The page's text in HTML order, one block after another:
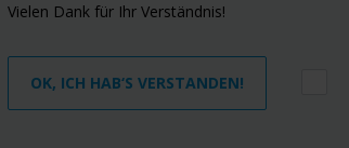
Vielen Dank für Ihr Verständnis!
OK, ICH HAB‘S VERSTANDEN!